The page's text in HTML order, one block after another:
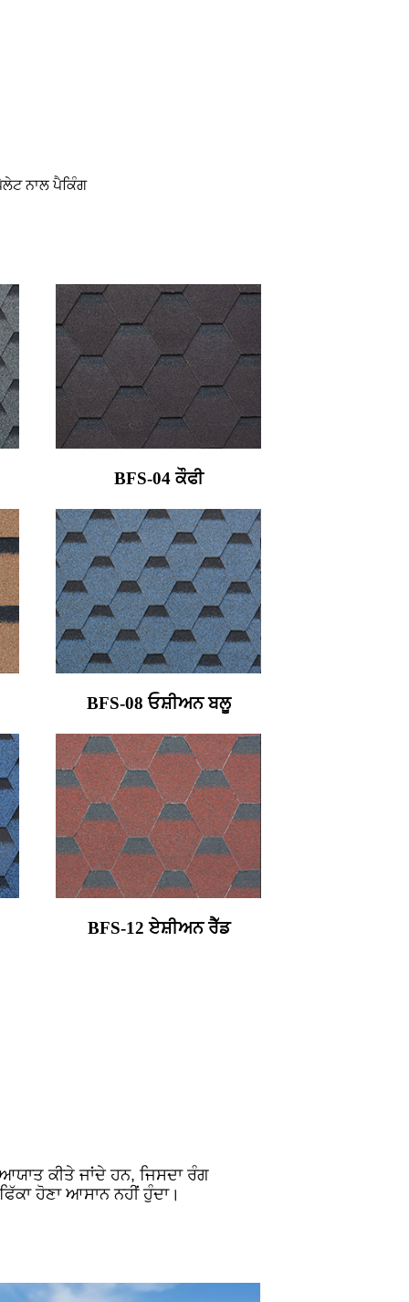
ਨਾਲ ਪੈਕਿੰਗ
BFS-04 ਕੌਫੀ
BFS-08 ਓਸ਼ੀਅਨ ਬਲੂ
BFS-12 ਏਸ਼ੀਅਨ ਰੈੱਡ
ਕੀਤੇ ਜਾਂਦੇ ਹਨ, ਜਿਸਦਾ ਰੰਗ
ਹੋਣਾ ਆਸਾਨ ਨਹੀਂ ਹੁੰਦਾ।